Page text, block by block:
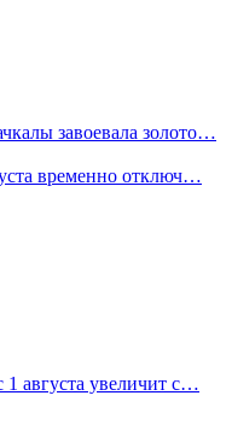
завоевала золото…
временно отключ…
августа увеличит с…